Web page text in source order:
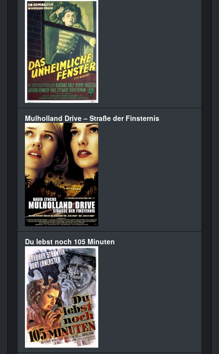
Mulholland Drive – Straße der Finsternis
Du lebst noch 105 Minuten